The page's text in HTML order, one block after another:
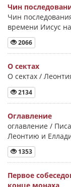
Чин
Чин
времени Иисус
2066
О сектах
О сектах /
2134
Оглавление
оглавление /
Леонтию и
1353
Первое